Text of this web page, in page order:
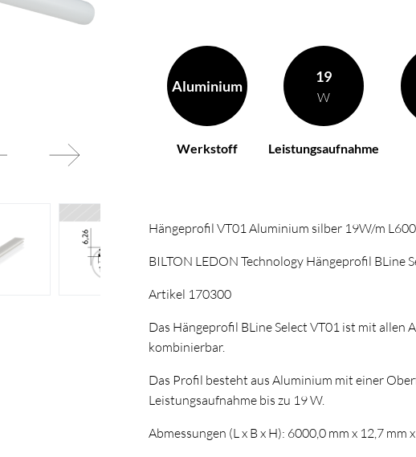
Aluminium
Werkstoff
19
W
Leistungsaufnahme
Hängeprofil VT01 Aluminium silber 19W/m
BILTON LEDON Technology Hängeprofil BLine
Artikel 170300
Das Hängeprofil BLine Select VT01 ist mit allen
kombinierbar.
Das Profil besteht aus Aluminium mit einer
Leistungsaufnahme bis zu 19 W.
Abmessungen (L x B x H): 6000,0 mm x 12,7 mm